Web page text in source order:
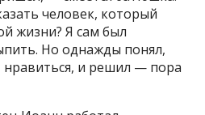
человек, который
жизни? Я сам был
Но однажды понял,
нравиться, и решил — пора